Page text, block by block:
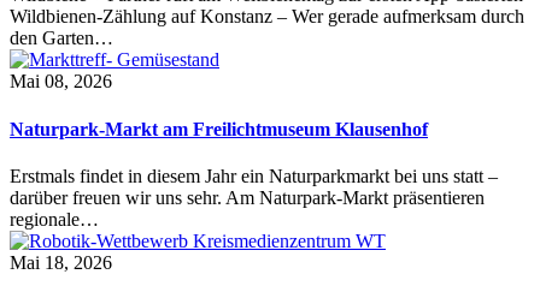
Wildbienen-Zählung auf Konstanz – Wer gerade aufmerksam durch
den Garten…
Mai 08, 2026
Naturpark-Markt am Freilichtmuseum Klausenhof
Erstmals findet in diesem Jahr ein Naturparkmarkt bei uns statt –
darüber freuen wir uns sehr. Am Naturpark-Markt präsentieren
regionale…
Mai 18, 2026